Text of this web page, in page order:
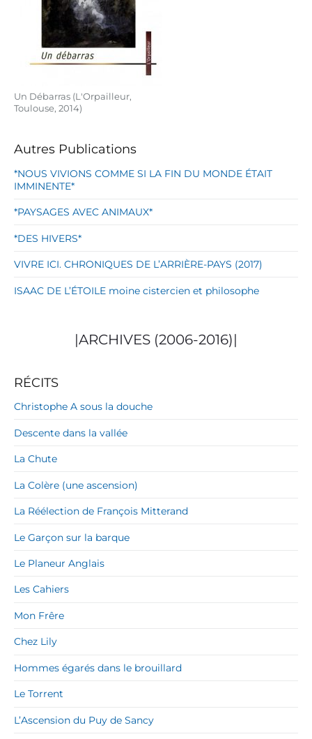
Un Débarras (L'Orpailleur,
Toulouse, 2014)
Autres Publications
*NOUS VIVIONS COMME SI LA FIN DU MONDE ÉTAIT
IMMINENTE*
*PAYSAGES AVEC ANIMAUX*
*DES HIVERS*
VIVRE ICI. CHRONIQUES DE L’ARRIÈRE-PAYS (2017)
ISAAC DE L’ÉTOILE moine cistercien et philosophe
|ARCHIVES (2006-2016)|
RÉCITS
Christophe A sous la douche
Descente dans la vallée
La Chute
La Colère (une ascension)
La Réélection de François Mitterand
Le Garçon sur la barque
Le Planeur Anglais
Les Cahiers
Mon Frêre
Chez Lily
Hommes égarés dans le brouillard
Le Torrent
L’Ascension du Puy de Sancy